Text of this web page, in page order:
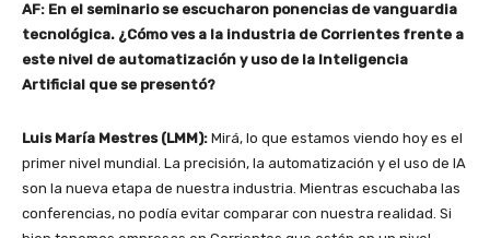
AF: En el seminario se escucharon ponencias de vanguardia
tecnológica. ¿Cómo ves a la industria de Corrientes frente a
este nivel de automatización y uso de la Inteligencia
Artificial que se presentó?
Luis María Mestres (LMM): Mirá, lo que estamos viendo hoy es el
primer nivel mundial. La precisión, la automatización y el uso de IA
son la nueva etapa de nuestra industria. Mientras escuchaba las
conferencias, no podía evitar comparar con nuestra realidad. Si